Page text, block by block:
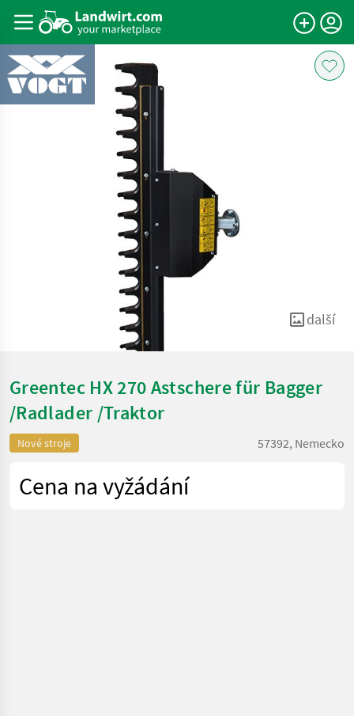
další
Greentec HX 270 Astschere für Bagger
/Radlader /Traktor
Nové stroje 57392, Nemecko
Cena na vyžádání